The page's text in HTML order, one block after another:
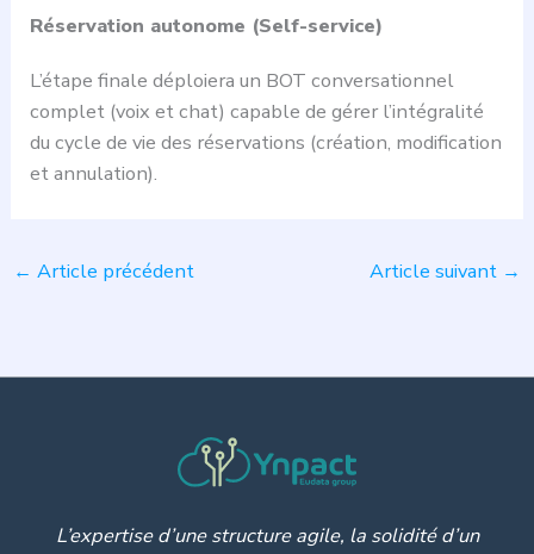
Réservation autonome (Self-service)
L’étape finale déploiera un BOT conversationnel
complet (voix et chat) capable de gérer l’intégralité
du cycle de vie des réservations (création, modification
et annulation).
← Article précédent Article suivant →
L’expertise d’une structure agile, la solidité d’un